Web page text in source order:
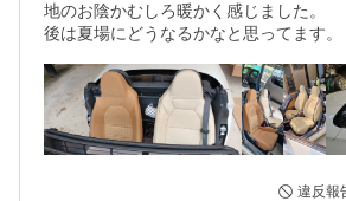
地のお陰かむしろ暖かく感じました。
後は夏場にどうなるかなと思ってます。
違反報